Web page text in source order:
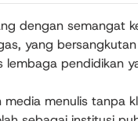
dengan semangat
yang
pendidikan
menulis tanpa